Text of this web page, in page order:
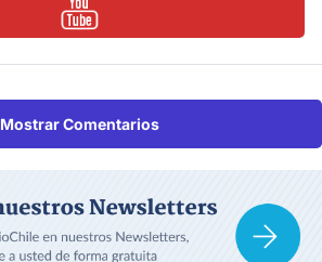
Mostrar Comentarios